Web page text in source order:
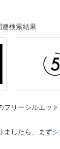
検索結果
リーシルエッ
ましたら、まず